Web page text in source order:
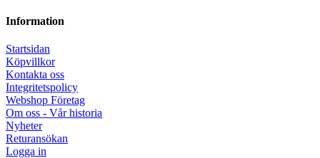
Information
Startsidan
Köpvillkor
Kontakta oss
Integritetspolicy
Webshop Företag
Om oss - Vår historia
Nyheter
Returansökan
Logga in